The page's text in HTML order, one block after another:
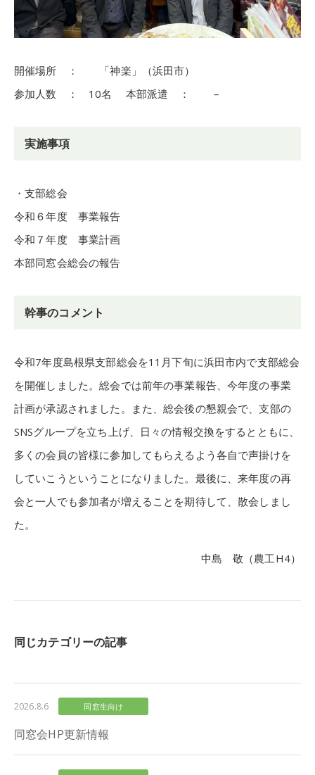
開催場所 ： 「神楽」（浜田市）
参加人数 ： 10名 本部派遣 ： －
実施事項
・支部総会
令和６年度 事業報告
令和７年度 事業計画
本部同窓会総会の報告
幹事のコメント
令和7年度島根県支部総会を11月下旬に浜田市内で支部総会
を開催しました。総会では前年の事業報告、今年度の事業
計画が承認されました。また、総会後の懇親会で、支部の
SNSグループを立ち上げ、日々の情報交換をするとともに、
多くの会員の皆様に参加してもらえるよう各自で声掛けを
していこうということになりました。最後に、来年度の再
会と一人でも参加者が増えることを期待して、散会しまし
た。
中島 敬（農工H4）
同じカテゴリーの記事
2026.8.6 同窓生向け
同窓会HP更新情報